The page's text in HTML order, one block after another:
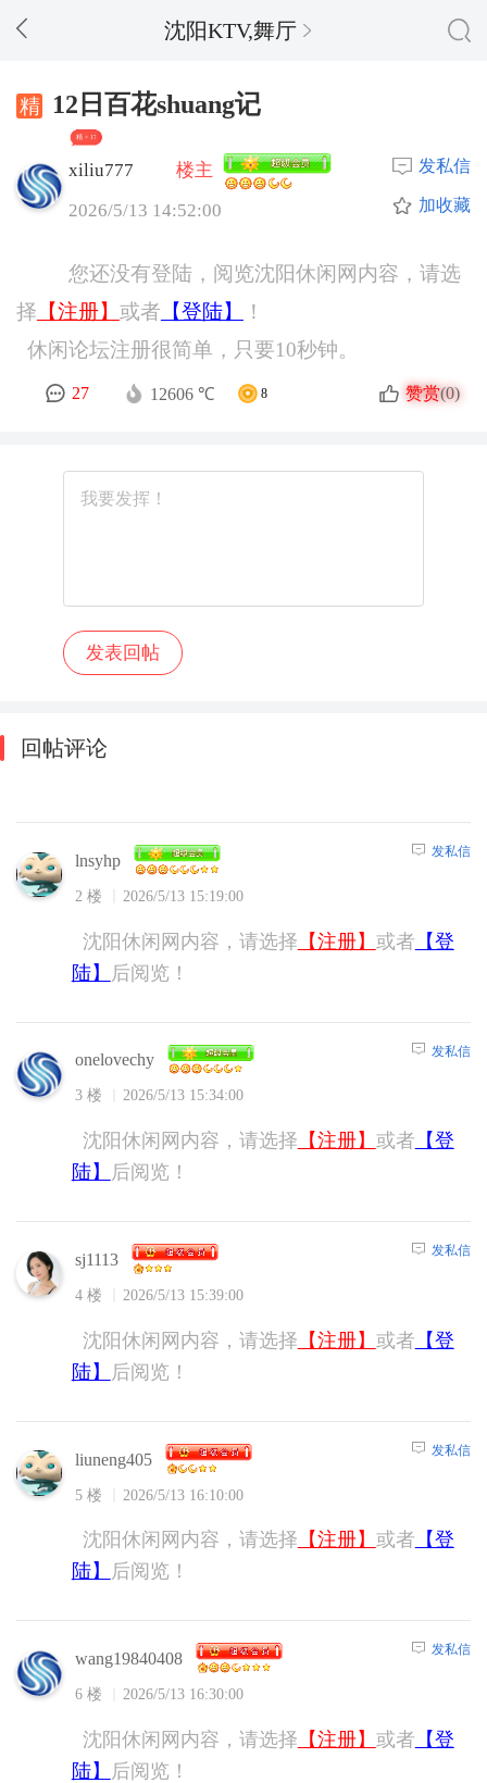
沈阳KTV,舞厅
12日百花shuang记
精 + 17
xiliu777
楼主
2026/5/13 14:52:00
发私信
加收藏
您还没有登陆，阅览沈阳休闲网内容，请选
择 【注册】 或者 【登陆】
！
休闲论坛注册很简单，只要10秒钟。
27 12606 ℃ 8 赞赏(0)
回帖评论
lnsyhp
2 楼 2026/5/13 15:19:00
发私信
沈阳休闲网内容，请选择 【注册】 或者 【登
陆】
后阅览！
onelovechy
3 楼 2026/5/13 15:34:00
发私信
沈阳休闲网内容，请选择 【注册】 或者 【登
陆】
后阅览！
sj1113
4 楼 2026/5/13 15:39:00
发私信
沈阳休闲网内容，请选择 【注册】 或者 【登
陆】
后阅览！
liuneng405
5 楼 2026/5/13 16:10:00
发私信
沈阳休闲网内容，请选择 【注册】 或者 【登
陆】
后阅览！
wang19840408
6 楼 2026/5/13 16:30:00
发私信
沈阳休闲网内容，请选择 【注册】 或者 【登
陆】
后阅览！